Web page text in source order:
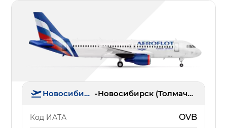
Новосибирск - Новосибирск (Толмачёво)
Код ИАТА OVB